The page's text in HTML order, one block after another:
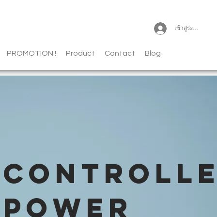
เข้าสู่ระบบ
PROMOTION ! Product Contact Blog
POWER